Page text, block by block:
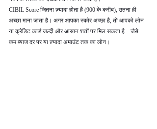
CIBIL Score जितना ज़्यादा होता है (900 के करीब), उतना ही
अच्छा माना जाता है। अगर आपका स्कोर अच्छा है, तो आपको लोन
या क्रेडिट कार्ड जल्दी और आसान शर्तों पर मिल सकता है – जैसे
कम ब्याज दर पर या ज़्यादा अमाउंट तक का लोन।